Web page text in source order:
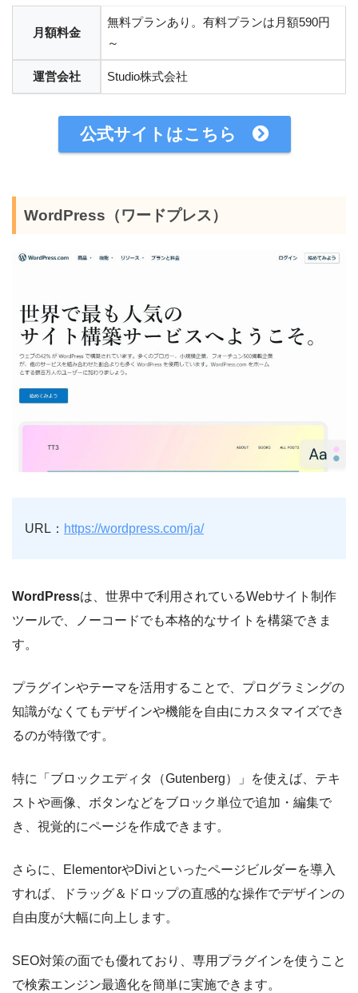
月額料金
無料プランあり。有料プランは月額590円
～
運営会社 Studio株式会社
公式サイトはこちら
WordPress（ワードプレス）
URL： https://wordpress.com/ja/
WordPressは、世界中で利用されているWebサイト制作
ツールで、ノーコードでも本格的なサイトを構築できま
す。
プラグインやテーマを活用することで、プログラミングの
知識がなくてもデザインや機能を自由にカスタマイズでき
るのが特徴です。
特に「ブロックエディタ（Gutenberg）」を使えば、テキ
ストや画像、ボタンなどをブロック単位で追加・編集で
き、視覚的にページを作成できます。
さらに、ElementorやDiviといったページビルダーを導入
すれば、ドラッグ＆ドロップの直感的な操作でデザインの
自由度が大幅に向上します。
SEO対策の面でも優れており、専用プラグインを使うこと
で検索エンジン最適化を簡単に実施できます。